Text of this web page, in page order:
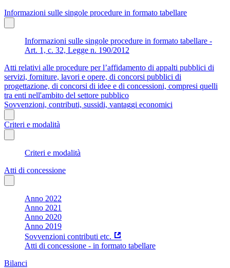
Informazioni sulle singole procedure in formato tabellare
Informazioni sulle singole procedure in formato tabellare -
Art. 1, c. 32, Legge n. 190/2012
Atti relativi alle procedure per l’affidamento di appalti pubblici di
servizi, forniture, lavori e opere, di concorsi pubblici di
progettazione, di concorsi di idee e di concessioni, compresi quelli
tra enti nell'ambito del settore pubblico
Sovvenzioni, contributi, sussidi, vantaggi economici
Criteri e modalità
Criteri e modalità
Atti di concessione
Anno 2022
Anno 2021
Anno 2020
Anno 2019
Sovvenzioni contributi etc.
Atti di concessione - in formato tabellare
Bilanci